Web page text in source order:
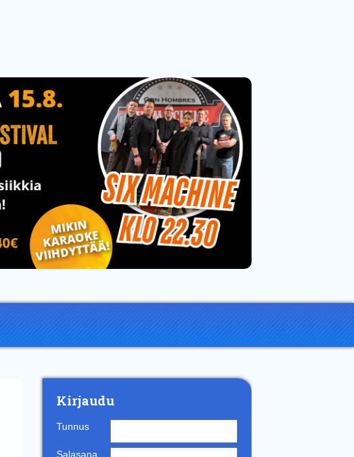
Kirjaudu
Tunnus
Salasana